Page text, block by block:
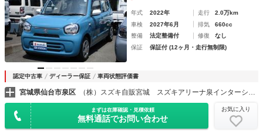
年式 2022年 走行
2.0万km
車検
2027年6月 排気
660cc
整備
法定整備付 修復
なし
保証
保証付 (12ヶ月・走行無制限)
認定中古車 ディーラー保証 車両状態評価書
宮城県仙台市泉区 （株）スズキ自販宮城 スズキアリーナ泉インターシティー／Ｕ’ｓＳＴＡＴＩＯＮ泉インターシティー
まずは在庫確認・見積依頼
無料通話でお問い合わせ
お気に入り